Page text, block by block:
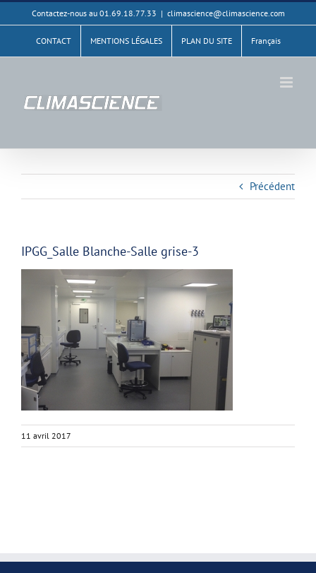
au
Contactez-nous au 01.69.18.77.33 | climascience@climascience.com
CONTACT MENTIONS LÉGALES PLAN DU SITE Français
Précédent
IPGG_Salle Blanche-Salle grise-3
11 avril 2017